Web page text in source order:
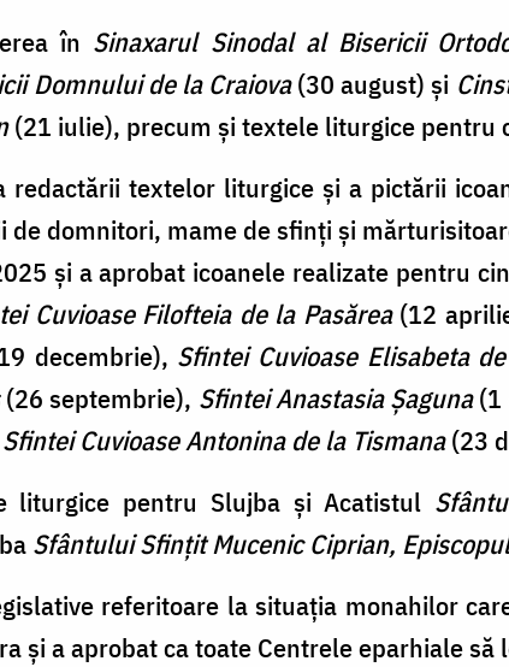
în Sinaxarul Sinodal al Bisericii
Domnului de la Craiova(30 august) și
(21 iulie), precum și textele liturgice pentru
textelor liturgice și a pictării
de domnitori, mame de sfinți și
și a aprobat icoanele realizate pentru
Cuvioase Filofteia de la Pasărea(12
decembrie), Sfintei Cuvioase Elisabeta
(26 septembrie), Sfintei Anastasia Șaguna(1
Sfintei Cuvioase Antonina de la Tismana(23
liturgice pentru Slujba și Acatistul
Sfântului Sfințit Mucenic Ciprian,
referitoare la situația monahilor
și a aprobat ca toate Centrele eparhiale